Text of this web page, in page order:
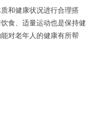
和健康状况进行合理搭
食、适量运动也是保持健
对老年人的健康有所帮